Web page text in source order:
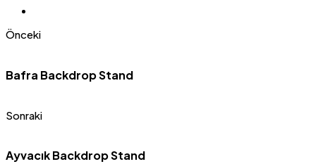
Önceki
Bafra Backdrop Stand
Sonraki
Ayvacık Backdrop Stand